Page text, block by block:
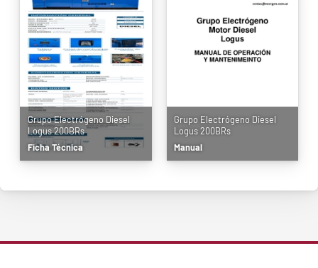
Grupo Electrógeno Diesel
Logus 200BRs
Ficha Técnica
Grupo Electrógeno Diesel
Logus 200BRs
Manual